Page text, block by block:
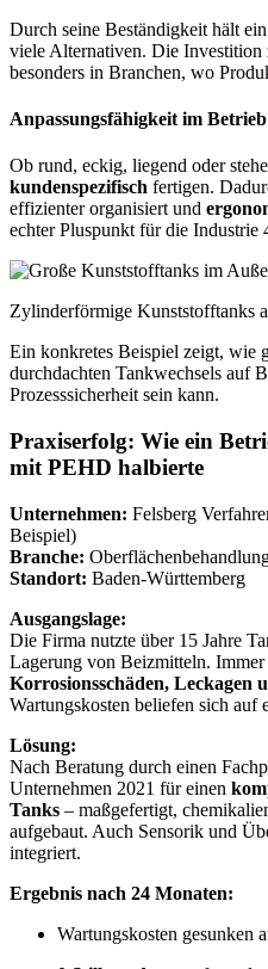
Durch seine Beständigkeit hält
viele Alternativen. Die Investition
besonders in Branchen, wo
Anpassungsfähigkeit im Betrieb
Ob rund, eckig, liegend oder
kundenspezifisch fertigen.
effizienter organisiert und
echter Pluspunkt für die Industrie
Zylinderförmige Kunststofftanks
Ein konkretes Beispiel zeigt, wie
durchdachten Tankwechsels auf
Prozesssicherheit sein kann.
Praxiserfolg: Wie ein
mit PEHD halbierte
Unternehmen: Felsberg
Beispiel)
Branche:
Standort: Baden-Württemberg
Ausgangslage:
Die Firma nutzte über 15 Jahre
Lagerung von Beizmitteln. Immer
Korrosionsschäden, Leckagen
Wartungskosten beliefen sich auf
Lösung:
Nach Beratung durch einen
Unternehmen 2021 für einen
Tanks – maßgefertigt,
aufgebaut. Auch Sensorik und
integriert.
Ergebnis nach 24 Monaten:
Wartungskosten gesunken